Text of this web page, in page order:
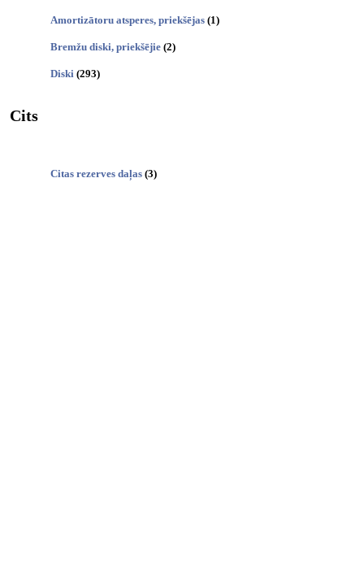
Amortizātoru atsperes, priekšējas (1)
Bremžu diski, priekšējie (2)
Diski (293)
Cits
Citas rezerves daļas (3)